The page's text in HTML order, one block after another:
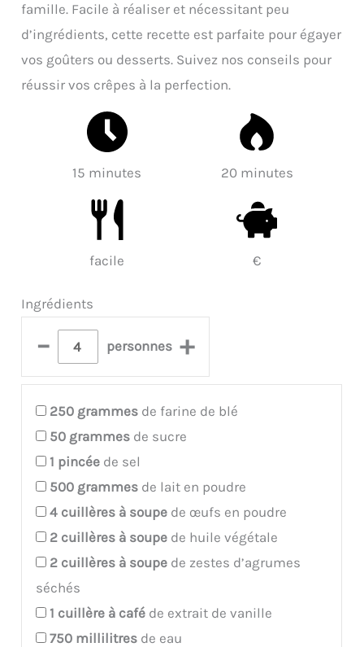
famille. Facile à réaliser et nécessitant peu
d’ingrédients, cette recette est parfaite pour égayer
vos goûters ou desserts. Suivez nos conseils pour
réussir vos crêpes à la perfection.
15 minutes 20 minutes
facile €
Ingrédients
– personnes +
250 grammes de farine de blé
50 grammes de sucre
1 pincée de sel
500 grammes de lait en poudre
4 cuillères à soupe de œufs en poudre
2 cuillères à soupe de huile végétale
2 cuillères à soupe de zestes d’agrumes
séchés
1 cuillère à café de extrait de vanille
750 millilitres de eau